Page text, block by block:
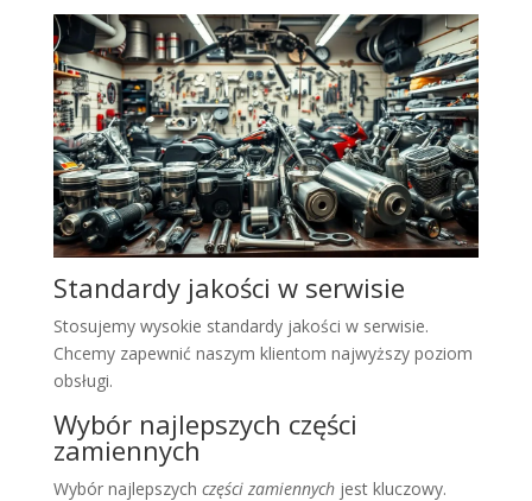
Standardy jakości w serwisie
Stosujemy wysokie standardy jakości w serwisie.
Chcemy zapewnić naszym klientom najwyższy poziom
obsługi.
Wybór najlepszych części
zamiennych
Wybór najlepszych części zamiennychjest kluczowy.